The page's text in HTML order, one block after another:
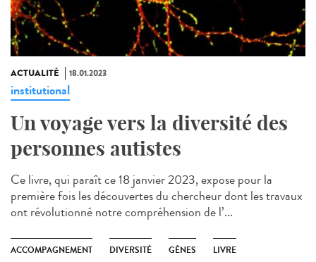
ACTUALITÉ 18.01.2023
institutional
Un voyage vers la diversité des
personnes autistes
Ce livre, qui paraît ce 18 janvier 2023, expose pour la
première fois les découvertes du chercheur dont les travaux
ont révolutionné notre compréhension de l’...
ACCOMPAGNEMENT DIVERSITÉ GÈNES LIVRE